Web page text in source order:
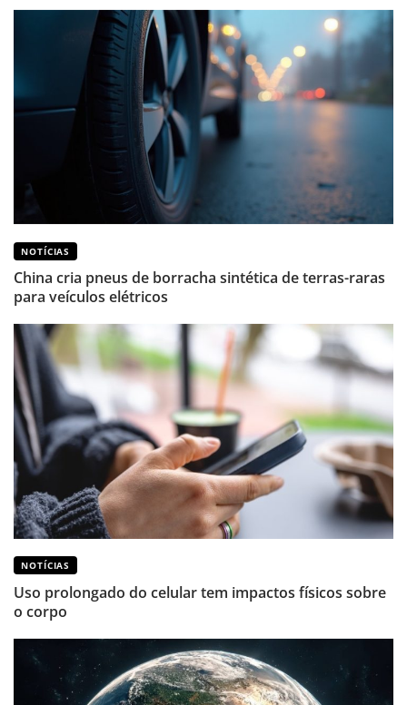
NOTÍCIAS
China cria pneus de borracha sintética de terras-raras
para veículos elétricos
NOTÍCIAS
Uso prolongado do celular tem impactos físicos sobre
o corpo